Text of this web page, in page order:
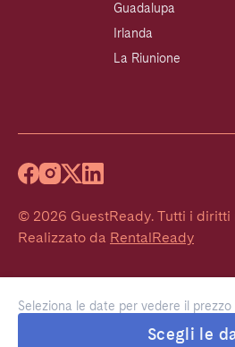
Seleziona le date per vedere il prezzo
Scegli le
Guadalupa
Irlanda
La Riunione
© 2026 GuestReady. Tutti i diritti
Realizzato da RentalReady